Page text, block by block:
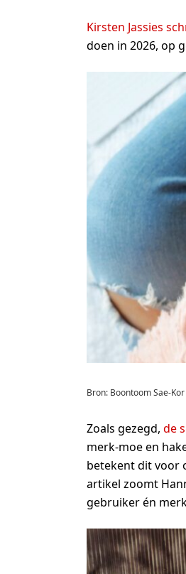
Kirsten Jassies
doen in 2026, op
Bron: Boontoom Sae-
Zoals gezegd, de
merk-moe en
betekent dit voor
artikel zoomt
gebruiker én